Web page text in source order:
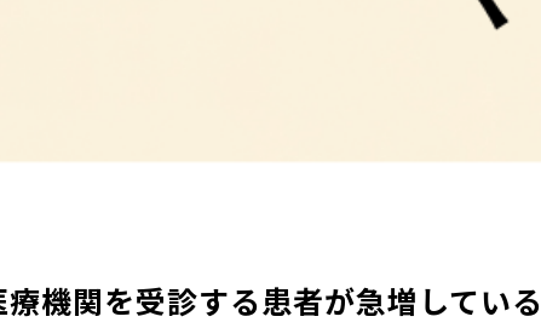
機関を受診する患者が急増している